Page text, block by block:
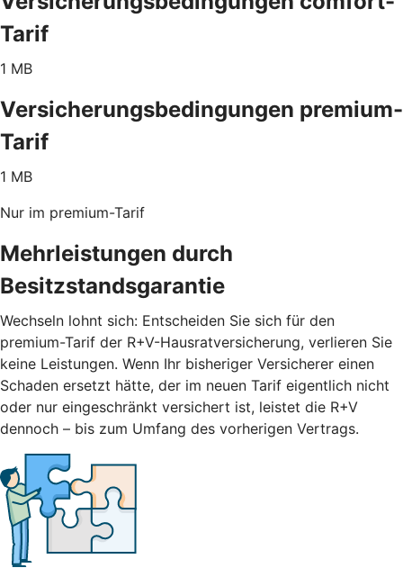
Tarif
1 MB
Versicherungsbedingungen premium-
Tarif
1 MB
Nur im premium-Tarif
Mehrleistungen durch
Besitzstandsgarantie
Wechseln lohnt sich: Entscheiden Sie sich für den
premium-Tarif der R+V-Hausratversicherung, verlieren Sie
keine Leistungen. Wenn Ihr bisheriger Versicherer einen
Schaden ersetzt hätte, der im neuen Tarif eigentlich nicht
oder nur eingeschränkt versichert ist, leistet die R+V
dennoch – bis zum Umfang des vorherigen Vertrags.